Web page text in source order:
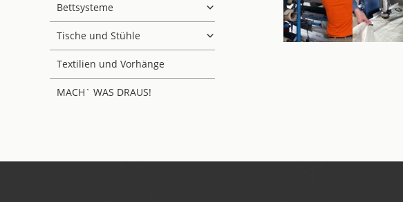
Bettsysteme
Tische und Stühle
Textilien und Vorhänge
MACH` WAS DRAUS!